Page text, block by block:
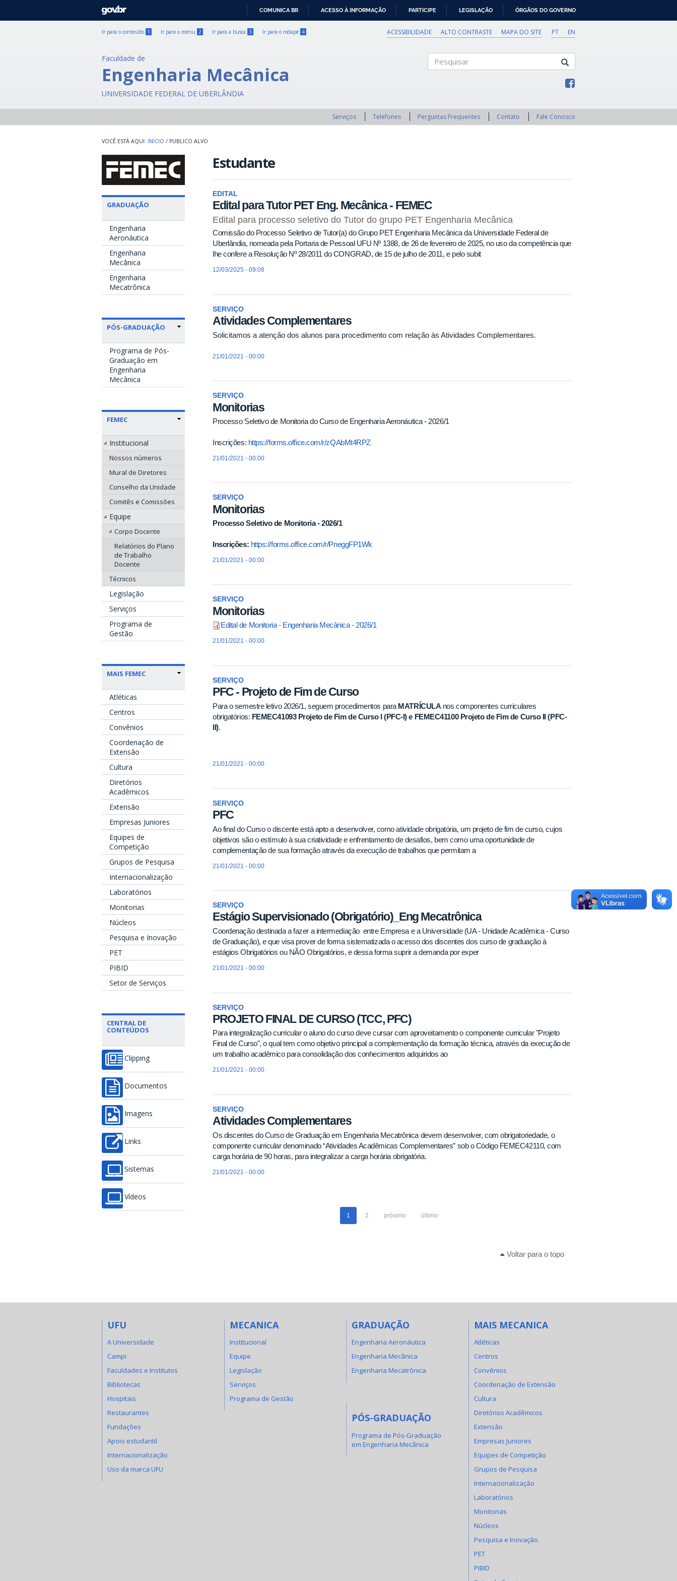
GOVBR
COMUNICA BR ACESSO À INFORMAÇÃO PARTICIPE LEGISLAÇÃO ÓRGÃOS DO GOVERNO
Ir para o conteúdo 1 Ir para o menu 2 Ir para a busca 3 Ir para o rodapé 4 PT EN
ACESSIBILIDADE ALTO CONTRASTE MAPA DO SITE
Faculdade de
Engenharia Mecânica
UNIVERSIDADE FEDERAL DE UBERLÂNDIA
Serviços Telefones Perguntas Frequentes Contato Fale Conosco
INÍCIO / PUBLICO ALVO
GRADUAÇÃO
Engenharia
Aeronáutica
Engenharia
Mecânica
Engenharia
Mecatrônica
PÓS-GRADUAÇÃO
Programa de Pós-
Graduação em
Engenharia
Mecânica
FEMEC
Institucional
Nossos números
Mural de Diretores
Conselho da Unidade
Comitês e Comissões
Equipe
Corpo Docente
Relatórios do Plano
de Trabalho
Docente
Técnicos
Legislação
Serviços
Programa de
Gestão
MAIS FEMEC
Atléticas
Centros
Convênios
Coordenação de
Extensão
Cultura
Diretórios
Acadêmicos
Extensão
Empresas Juniores
Equipes de
Competição
Grupos de Pesquisa
Internacionalização
Laboratórios
Monitorias
Núcleos
Pesquisa e Inovação
PET
PIBID
Setor de Serviços
CENTRAL DE
CONTEÚDOS
Clipping
Documentos
Imagens
Links
Sistemas
Vídeos
Estudante
EDITAL
Edital para Tutor PET Eng. Mecânica - FEMEC
Edital para processo seletivo do Tutor do grupo PET Engenharia Mecânica
Comissão do Processo Seletivo de Tutor(a) do Grupo PET Engenharia Mecânica da Universidade Federal de
Uberlândia, nomeada pela Portaria de Pessoal UFU Nº 1388, de 26 de fevereiro de 2025, no uso da competência que
lhe confere a Resolução Nº 28/2011 do CONGRAD, de 15 de julho de 2011, e pelo subit
12/03/2025 - 09:08
SERVIÇO
Atividades Complementares
Solicitamos a atenção dos alunos para procedimento com relação às Atividades Complementares.
21/01/2021 - 00:00
SERVIÇO
Monitorias
Processo Seletivo de Monitoria do Curso de Engenharia Aeronáutica - 2026/1
Inscrições: https://forms.office.com/r/zQAbMt4RPZ
21/01/2021 - 00:00
SERVIÇO
Monitorias
Processo Seletivo de Monitoria - 2026/1
Inscrições: https://forms.office.com/r/PneggFP1Wk
21/01/2021 - 00:00
SERVIÇO
Monitorias
Edital de Monitoria - Engenharia Mecânica - 2026/1
21/01/2021 - 00:00
SERVIÇO
PFC - Projeto de Fim de Curso
Para o semestre letivo 2026/1, seguem procedimentos para MATRÍCULA nos componentes curriculares
obrigatórios: FEMEC41093 Projeto de Fim de Curso I (PFC-I) e FEMEC41100 Projeto de Fim de Curso II (PFC-
II).
21/01/2021 - 00:00
SERVIÇO
PFC
Ao final do Curso o discente está apto a desenvolver, como atividade obrigatória, um projeto de fim de curso, cujos
objetivos são o estímulo à sua criatividade e enfrentamento de desafios, bem como uma oportunidade de
complementação de sua formação através da execução de trabalhos que permitam a
21/01/2021 - 00:00
SERVIÇO
Estágio Supervisionado (Obrigatório)_Eng Mecatrônica
Coordenação destinada a fazer a intermediação entre Empresa e a Universidade (UA - Unidade Acadêmica - Curso
de Graduação), e que visa prover de forma sistematizada o acesso dos discentes dos curso de graduação à
estágios Obrigatórios ou NÃO Obrigatórios, e dessa forma suprir a demanda por exper
21/01/2021 - 00:00
SERVIÇO
PROJETO FINAL DE CURSO (TCC, PFC)
Para integralização curricular o aluno do curso deve cursar com aproveitamento o componente curricular "Projeto
Final de Curso", o qual tem como objetivo principal a complementação da formação técnica, através da execução de
um trabalho acadêmico para consolidação dos conhecimentos adquiridos ao
21/01/2021 - 00:00
SERVIÇO
Atividades Complementares
Os discentes do Curso de Graduação em Engenharia Mecatrônica devem desenvolver, com obrigatoriedade, o
componente curricular denominado “Atividades Acadêmicas Complementares” sob o Código FEMEC42110, com
carga horária de 90 horas, para integralizar a carga horária obrigatória.
21/01/2021 - 00:00
1 2 próximo último
Voltar para o topo
UFU
A Universidade
Campi
Faculdades e Institutos
Bibliotecas
Hospitais
Restaurantes
Fundações
Apoio estudantil
Internacionalização
Uso da marca UFU
MECANICA
Institucional
Equipe
Legislação
Serviços
Programa de Gestão
GRADUAÇÃO
Engenharia Aeronáutica
Engenharia Mecânica
Engenharia Mecatrônica
PÓS-GRADUAÇÃO
Programa de Pós-Graduação
em Engenharia Mecânica
MAIS MECANICA
Atléticas
Centros
Convênios
Coordenação de Extensão
Cultura
Diretórios Acadêmicos
Extensão
Empresas Juniores
Equipes de Competição
Grupos de Pesquisa
Internacionalização
Laboratórios
Monitorias
Núcleos
Pesquisa e Inovação
PET
PIBID